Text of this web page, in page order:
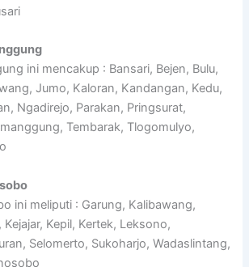
ini mencakup : Bansari, Bejen, Bulu,
Jumo, Kaloran, Kandangan, Kedu,
Ngadirejo, Parakan, Pringsurat,
Tembarak, Tlogomulyo,
ini meliputi : Garung, Kalibawang,
Kejajar, Kepil, Kertek, Leksono,
Selomerto, Sukoharjo, Wadaslintang,